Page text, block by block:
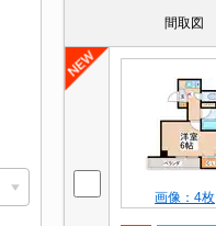
間取図
画像：4枚